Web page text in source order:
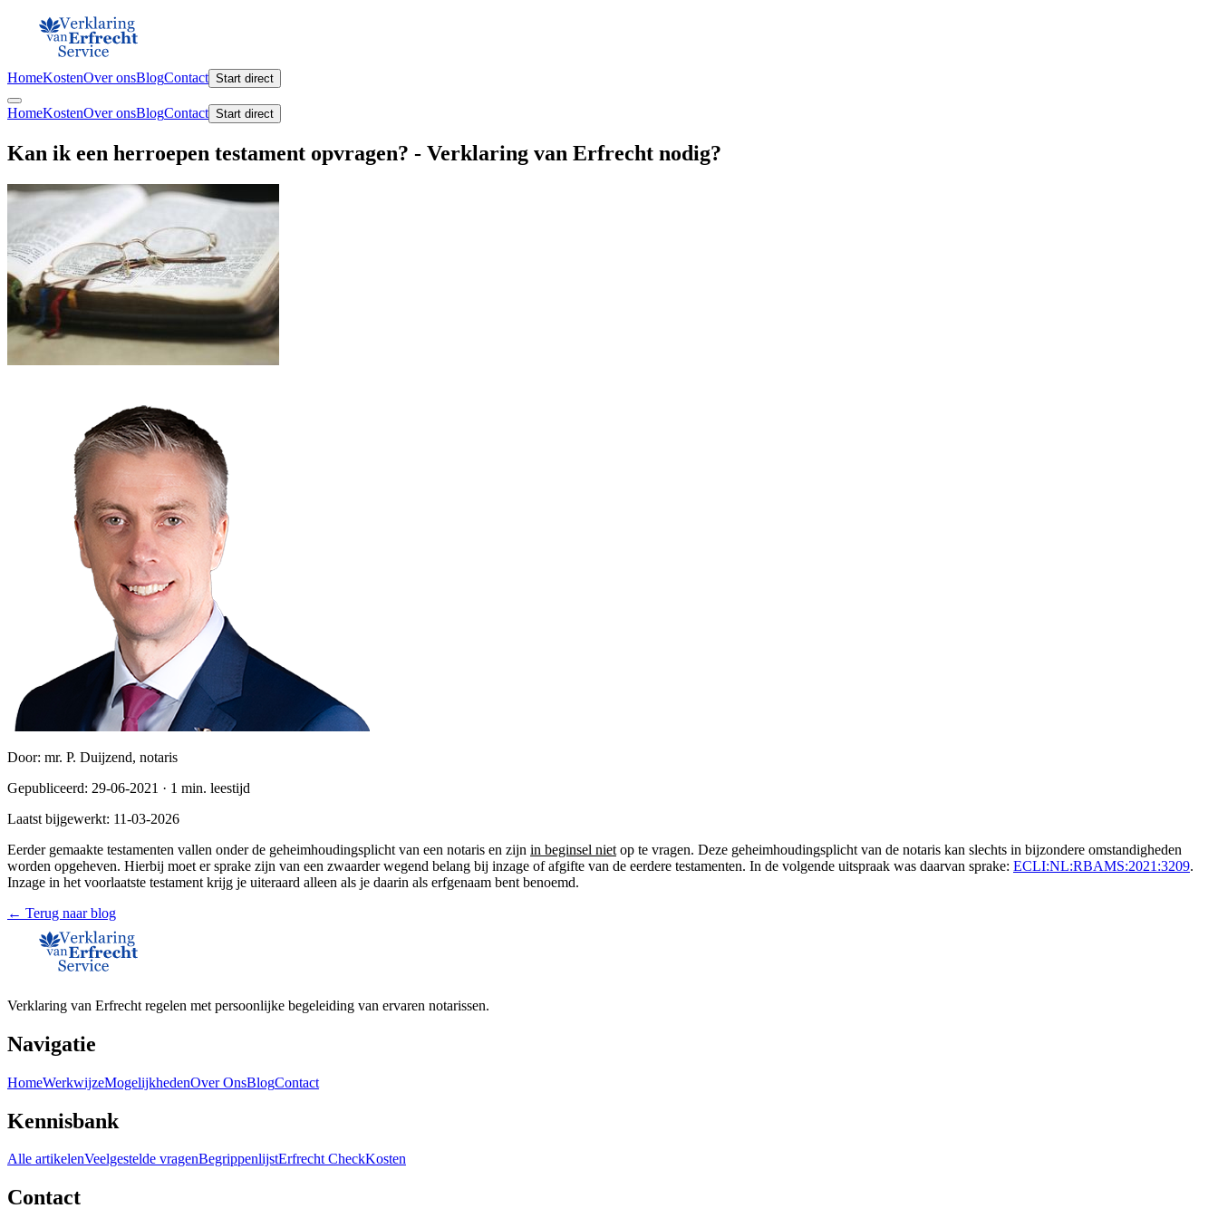
HomeKostenOver onsBlogContact Start direct
HomeKostenOver onsBlogContact Start direct
Kan ik een herroepen testament opvragen? - Verklaring van Erfrecht nodig?
Door: mr. P. Duijzend, notaris
Gepubliceerd: 29-06-2021 · 1 min. leestijd
Laatst bijgewerkt: 11-03-2026
Eerder gemaakte testamenten vallen onder de geheimhoudingsplicht van een notaris en zijn in beginsel niet op te vragen. Deze geheimhoudingsplicht van de notaris kan slechts in bijzondere omstandigheden
worden opgeheven. Hierbij moet er sprake zijn van een zwaarder wegend belang bij inzage of afgifte van de eerdere testamenten. In de volgende uitspraak was daarvan sprake: ECLI:NL:RBAMS:2021:3209.
Inzage in het voorlaatste testament krijg je uiteraard alleen als je daarin als erfgenaam bent benoemd.
← Terug naar blog
Verklaring van Erfrecht regelen met persoonlijke begeleiding van ervaren notarissen.
Navigatie
HomeWerkwijzeMogelijkhedenOver OnsBlogContact
Kennisbank
Alle artikelenVeelgestelde vragenBegrippenlijstErfrecht CheckKosten
Contact